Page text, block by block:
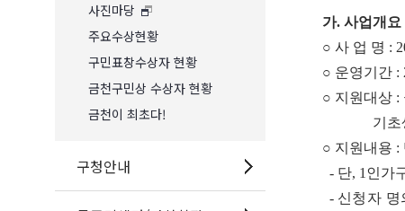
사진마당
주요수상현황
구민표창수상자 현황
금천구민상 수상자 현황
금천이 최초다!
구청안내
가. 사업개요
○ 사 업 명 :
○ 운영기간 :
○ 지원대상 :
기초생
○ 지원내용 :
- 단, 1 인가
- 신청자 명